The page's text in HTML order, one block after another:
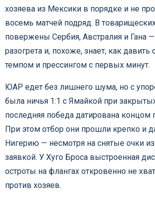
хозяева из Мексики в порядке и не
восемь матчей подряд. В
повержены Сербия, Австралия и Гана
разогрета и, похоже, знает, как давить
темпом и прессингом с первых минут.
ЮАР едет без лишнего шума, но с
была ничья 1:1 с Ямайкой при
последняя победа датирована концом
При этом отбор они прошли крепко и
Нигерию — несмотря на снятые очки
заявкой. У Хуго Броса выстроенная
остроты на флангах откровенно не
против хозяев.